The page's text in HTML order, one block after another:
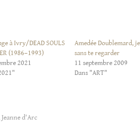
à Ivry/DEAD SOULS
(1986–1993)
2021
Amedée Doublemard, je
sans te regarder
11 septembre 2009
Dans "ART"
Jeanne d'Arc